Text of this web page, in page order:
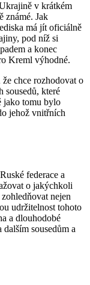
v krátkém
známé. Jak
má jít oficiálně
pod níž si
a konec
Kreml výhodné.
chce rozhodovat o
sousedů, které
jako tomu bylo
jehož vnitřních
federace a
o jakýchkoli
nejen
udržitelnost tohoto
a dlouhodobé
sousedům a